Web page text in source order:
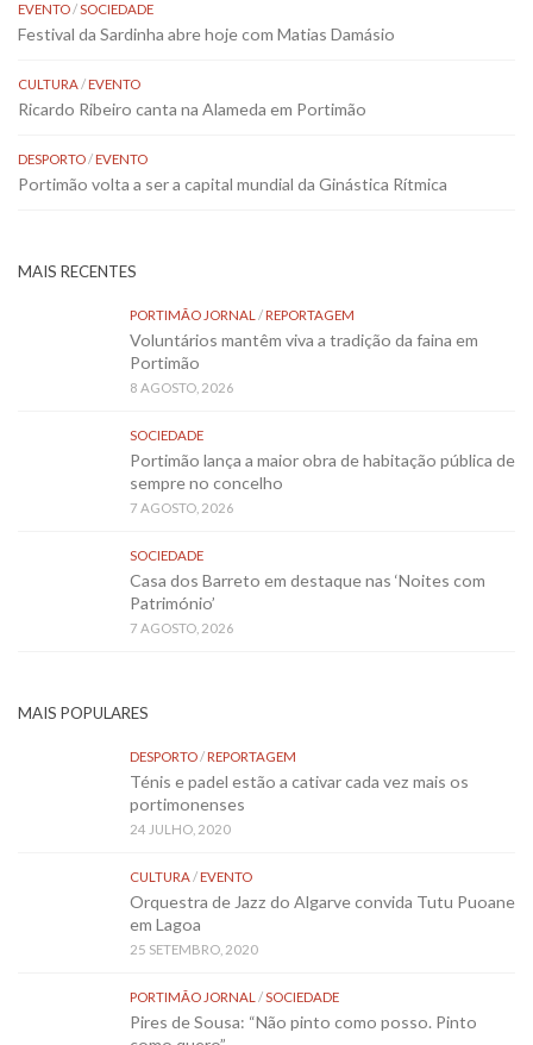
EVENTO/SOCIEDADE
Festival da Sardinha abre hoje com Matias Damásio
CULTURA/EVENTO
Ricardo Ribeiro canta na Alameda em Portimão
DESPORTO/EVENTO
Portimão volta a ser a capital mundial da Ginástica Rítmica
MAIS RECENTES
PORTIMÃO JORNAL /REPORTAGEM
Voluntários mantêm viva a tradição da faina em
Portimão
8 AGOSTO, 2026
SOCIEDADE
Portimão lança a maior obra de habitação pública de
sempre no concelho
7 AGOSTO, 2026
SOCIEDADE
Casa dos Barreto em destaque nas ‘Noites com
Património’
7 AGOSTO, 2026
MAIS POPULARES
DESPORTO/REPORTAGEM
Ténis e padel estão a cativar cada vez mais os
portimonenses
24 JULHO, 2020
CULTURA/EVENTO
Orquestra de Jazz do Algarve convida Tutu Puoane
em Lagoa
25 SETEMBRO, 2020
PORTIMÃO JORNAL /SOCIEDADE
Pires de Sousa: “Não pinto como posso. Pinto